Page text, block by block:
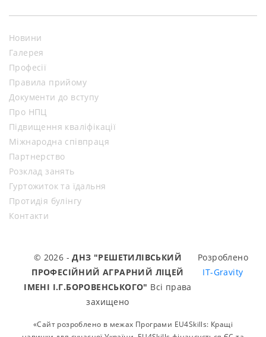
Новини
Галерея
Професії
Правила прийому
Документи до вступу
Про НПЦ
Підвищення кваліфікації
Міжнародна співпраця
Партнерство
Розклад занять
Гуртожиток та їдальня
Протидія булінгу
Контакти
© 2026 -ДНЗ "РЕШЕТИЛІВСЬКИЙ
ПРОФЕСІЙНИЙ АГРАРНИЙ ЛІЦЕЙ
ІМЕНІ І.Г.БОРОВЕНСЬКОГО" Всі права
захищено
Розроблено
IT-Gravity
«Сайт розроблено в межах Програми EU4Skills: Кращі